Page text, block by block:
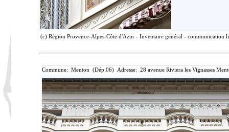
(c) Région Provence-Alpes-Côte d'Azur - Inventaire général - communication
Commune: Menton (Dép.06) Adresse: 28 avenue Riviera les Vignasses